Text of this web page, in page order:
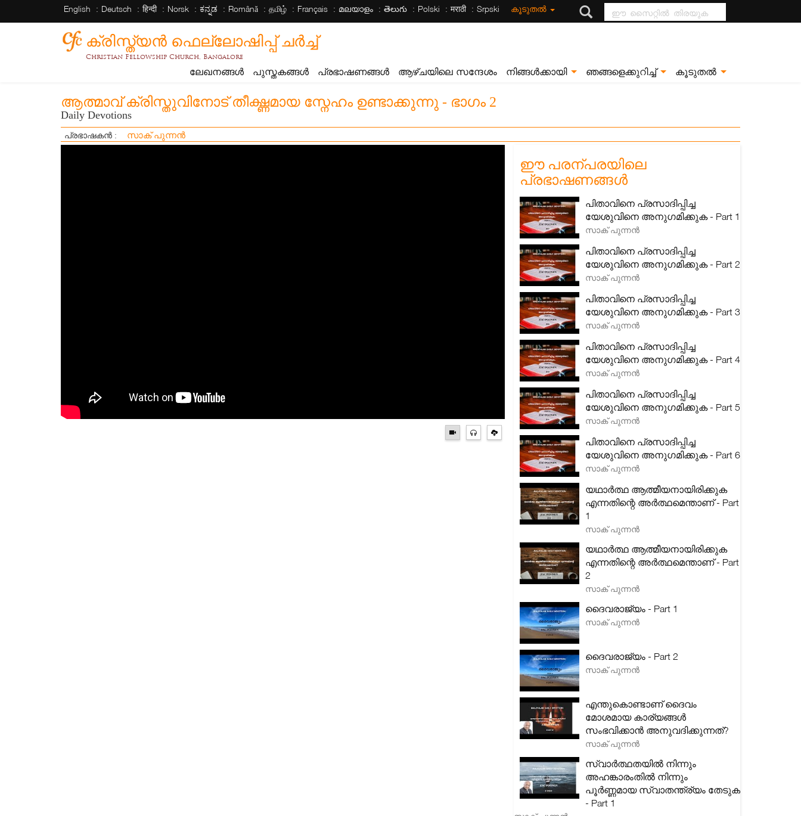
English Deutsch हिन्दी Norsk ಕನ್ನಡ Română தமிழ் Français മലയാളം తెలుగు Polski मराठी Srpski കൂടുതൽ
ഈ സൈറ്റിൽ
തിരയുക
ക്രിസ്ത്യന്‍ ഫെല്ലോഷിപ്പ് ചര്‍ച്ച്
Christian Fellowship Church, Bangalore
ലേഖനങ്ങൾ പുസ്തകങ്ങൾ പ്രഭാഷണങ്ങൾ ആഴ്ചയിലെ സന്ദേശം നിങ്ങൾക്കായി ഞങ്ങളെക്കുറിച്ച് കൂടുതൽ
ആത്മാവ് ക്രിസ്തുവിനോട് തീക്ഷ്ണമായ സ്നേഹം ഉണ്ടാക്കുന്നു - ഭാഗം 2
Daily Devotions
പ്രഭാഷകൻ : സാക് പുന്നൻ
ഈ പരന്പരയിലെ
പ്രഭാഷണങ്ങൾ
പിതാവിനെ പ്രസാദിപ്പിച്ച
യേശുവിനെ അനുഗമിക്കുക - Part 1
സാക് പുന്നൻ
പിതാവിനെ പ്രസാദിപ്പിച്ച
യേശുവിനെ അനുഗമിക്കുക - Part 2
സാക് പുന്നൻ
പിതാവിനെ പ്രസാദിപ്പിച്ച
യേശുവിനെ അനുഗമിക്കുക - Part 3
സാക് പുന്നൻ
പിതാവിനെ പ്രസാദിപ്പിച്ച
യേശുവിനെ അനുഗമിക്കുക - Part 4
സാക് പുന്നൻ
പിതാവിനെ പ്രസാദിപ്പിച്ച
യേശുവിനെ അനുഗമിക്കുക - Part 5
സാക് പുന്നൻ
പിതാവിനെ പ്രസാദിപ്പിച്ച
യേശുവിനെ അനുഗമിക്കുക - Part 6
സാക് പുന്നൻ
യഥാർത്ഥ ആത്മീയനായിരിക്കുക
എന്നതിന്റെ അർത്ഥമെന്താണ് - Part
1
സാക് പുന്നൻ
യഥാർത്ഥ ആത്മീയനായിരിക്കുക
എന്നതിന്റെ അർത്ഥമെന്താണ് - Part
2
സാക് പുന്നൻ
ദൈവരാജ്യം - Part 1
സാക് പുന്നൻ
ദൈവരാജ്യം - Part 2
സാക് പുന്നൻ
എന്തുകൊണ്ടാണ് ദൈവം
മോശമായ കാര്യങ്ങൾ
സംഭവിക്കാൻ അനുവദിക്കുന്നത്?
സാക് പുന്നൻ
സ്വാർത്ഥതയിൽ നിന്നും
അഹങ്കാരംതിൽ നിന്നും
പൂർണ്ണമായ സ്വാതന്ത്ര്യം തേടുക
- Part 1